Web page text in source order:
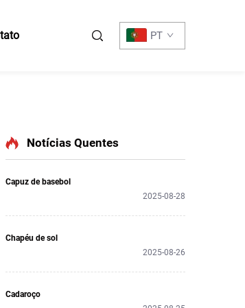
PT
Notícias Quentes
Capuz de basebol
2025-08-28
Chapéu de sol
2025-08-26
Cadaroço